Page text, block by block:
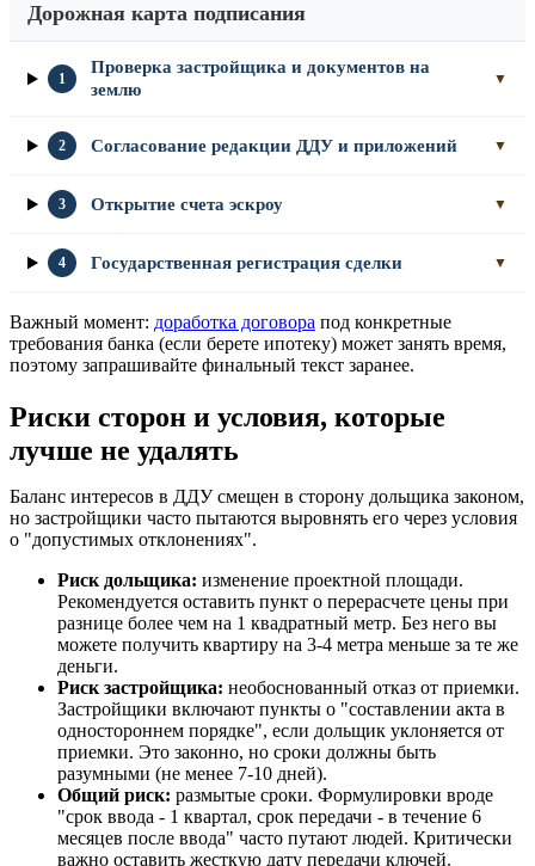
Дорожная карта подписания
1
Проверка застройщика и документов на
землю
▼
2 Согласование редакции ДДУ и приложений ▼
3 Открытие счета эскроу ▼
4 Государственная регистрация сделки ▼
Важный момент: доработка договора под конкретные
требования банка (если берете ипотеку) может занять время,
поэтому запрашивайте финальный текст заранее.
Риски сторон и условия, которые
лучше не удалять
Баланс интересов в ДДУ смещен в сторону дольщика законом,
но застройщики часто пытаются выровнять его через условия
о "допустимых отклонениях".
Риск дольщика: изменение проектной площади.
Рекомендуется оставить пункт о перерасчете цены при
разнице более чем на 1 квадратный метр. Без него вы
можете получить квартиру на 3-4 метра меньше за те же
деньги.
Риск застройщика: необоснованный отказ от приемки.
Застройщики включают пункты о "составлении акта в
одностороннем порядке", если дольщик уклоняется от
приемки. Это законно, но сроки должны быть
разумными (не менее 7-10 дней).
Общий риск: размытые сроки. Формулировки вроде
"срок ввода - 1 квартал, срок передачи - в течение 6
месяцев после ввода" часто путают людей. Критически
важно оставить жесткую дату передачи ключей.